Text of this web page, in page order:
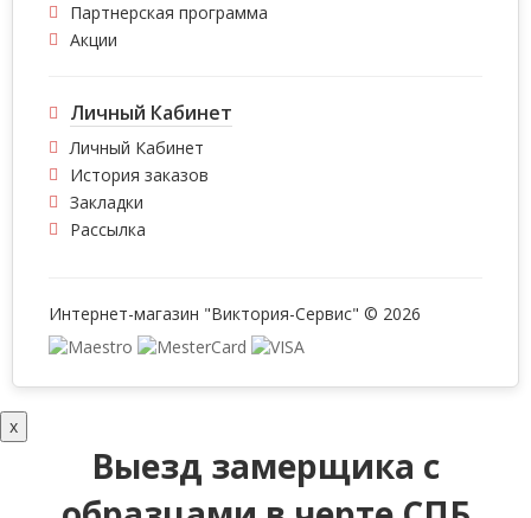
Партнерская программа
Акции
Личный Кабинет
Личный Кабинет
История заказов
Закладки
Рассылка
Интернет-магазин "Виктория-Сервис" © 2026
x
Выезд замерщика с